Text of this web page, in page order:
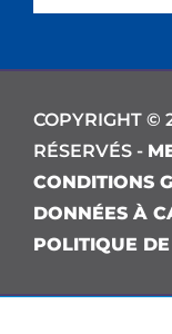
COPYRIGHT ©
RÉSERVÉS -
CONDITIONS
DONNÉES À
POLITIQUE